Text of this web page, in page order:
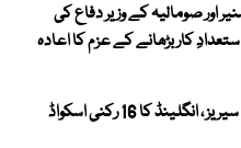
اور صومالیہ کے وزیر دفاع کی
کار بڑھانے کے عزم کا اعادہ
پاکستان کیخلاف ٹیسٹ سیریز ، انگلینڈ کا 16 رکنی اسکواڈ